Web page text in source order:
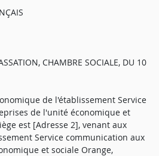
CHAMBRE SOCIALE, DU 10
de l'établissement Service
de l'unité économique et
est [Adresse 2], venant aux
Service communication aux
et sociale Orange,